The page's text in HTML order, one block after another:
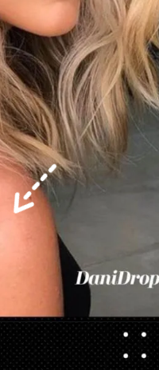
corte-de-cabelo-long-bob/